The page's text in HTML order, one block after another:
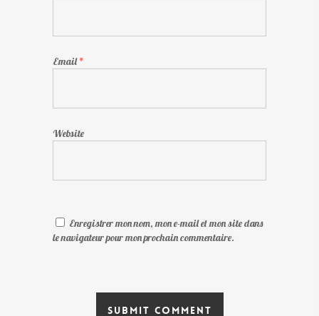
Email*
Website
Enregistrer mon nom, mon e-mail et mon site dans
le navigateur pour mon prochain commentaire.